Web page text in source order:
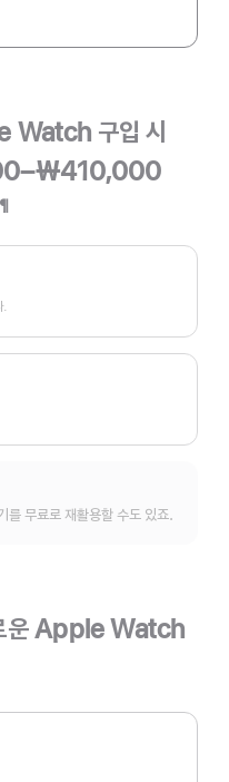
Watch 구입 시
¶
.
를 무료로 재활용할 수도 있죠.
운 Apple Watch